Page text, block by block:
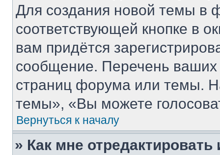
Для создания новой темы в
соответствующей кнопке в
вам придётся
сообщение. Перечень ваших
страниц форума или темы.
темы», «Вы можете
Вернуться к началу
» Как мне